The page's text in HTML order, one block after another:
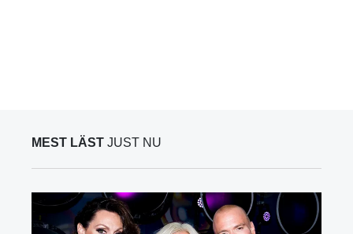
MEST LÄST JUST NU